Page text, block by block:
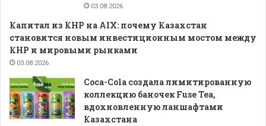
03.08.2026
Капитал из КНР на AIX: почему Казахстан
становится новым инвестиционным мостом между
КНР и мировыми рынками
03.08.2026
Coca-Cola создала лимитированную
коллекцию баночек Fuse Tea,
вдохновленную ланшафтами
Казахстана